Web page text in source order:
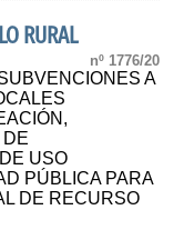
RURAL
nº 1776/20
A
USO
PÚBLICA PARA
DE RECURSO